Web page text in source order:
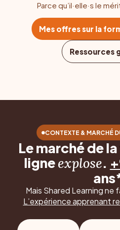
Parce qu’il·elle·s le
Mes offres sur la
Ressources
CONTEXTE & MARCHÉ
Le marché de
ligneexplose.
Mais Shared Learning ne
L’expérience apprenant